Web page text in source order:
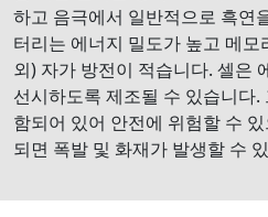
하고 음극에서 일반적으로 흑연
터리는 에너지 밀도가 높고 메모
외) 자가 방전이 적습니다. 셀은
선시하도록 제조될 수 있습니다
함되어 있어 안전에 위험할 수
되면 폭발 및 화재가 발생할 수